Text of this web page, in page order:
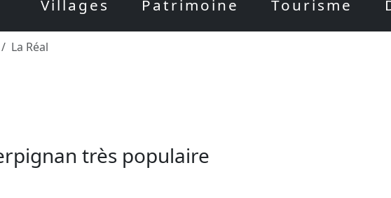
Villages Patrimoine Tourisme
La Réal
très populaire